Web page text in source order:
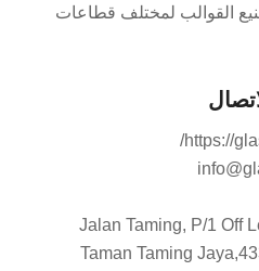
القوالب لمختلف قطاعات
https://
19, Jalan Taming, P/1 Off
Taman Taming